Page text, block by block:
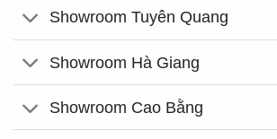
Showroom Tuyên Quang
Showroom Hà Giang
Showroom Cao Bằng